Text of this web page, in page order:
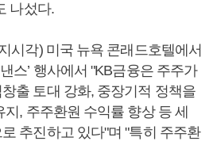
나섰다.
시각) 미국 뉴욕 콘래드호텔에서
스’ 행사에서 "KB금융은 주주가
출 토대 강화, 중장기적 정책을
, 주주환원 수익률 향상 등 세
추진하고 있다"며 "특히 주주환